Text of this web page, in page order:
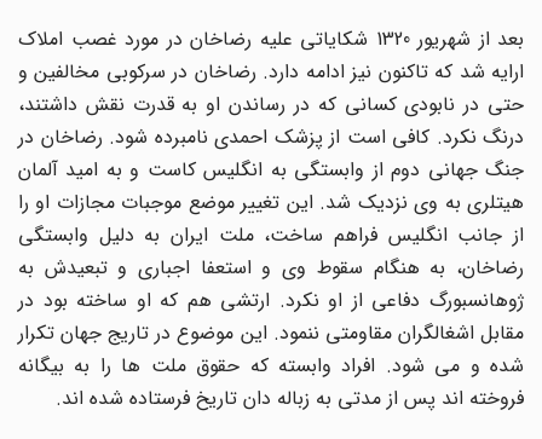
بعد از شهریور 1320 شکایاتی علیه رضاخان در مورد غصب املاک
ارایه شد که تاکنون نیز ادامه دارد. رضاخان در سرکوبی مخالفین و
حتی در نابودی کسانی که در رساندن او به قدرت نقش داشتند،
درنگ نکرد. کافی است از پزشک احمدی نامبرده شود. رضاخان در
جنگ جهانی دوم از وابستگی به انگلیس کاست و به امید آلمان
هیتلری به وی نزدیک شد. این تغییر موضع موجبات مجازات او را
از جانب انگلیس فراهم ساخت، ملت ایران به دلیل وابستگی
رضاخان، به هنگام سقوط وی و استعفا اجباری و تبعیدش به
ژوهانسبورگ دفاعی از او نکرد. ارتشی هم که او ساخته بود در
مقابل اشغالگران مقاومتی ننمود. این موضوع در تاریج جهان تکرار
شده و می شود. افراد وابسته که حقوق ملت ها را به بیگانه
فروخته اند پس از مدتی به زباله دان تاریخ فرستاده شده اند.